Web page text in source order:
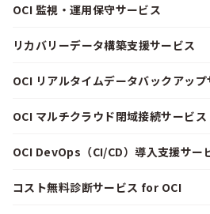
OCI 監視・運用保守サービス
リカバリーデータ構築支援サービス
OCI リアルタイムデータバックアップ
OCI マルチクラウド閉域接続サービス
OCI DevOps（CI/CD）導入支援サー
コスト無料診断サービス for OCI